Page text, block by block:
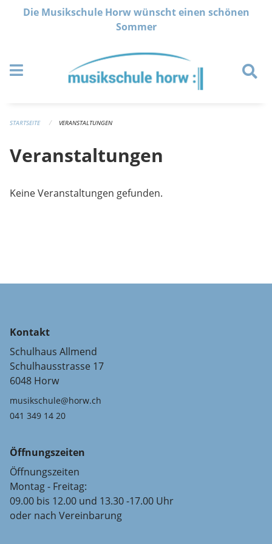
Navigation überspringen
Die Musikschule Horw wünscht einen schönen
Sommer
STARTSEITE VERANSTALTUNGEN
Veranstaltungen
Keine Veranstaltungen gefunden.
Kontakt
Schulhaus Allmend
Schulhausstrasse 17
6048 Horw
musikschule@horw.ch
041 349 14 20
Öffnungszeiten
Öffnungszeiten
Montag - Freitag:
09.00 bis 12.00 und 13.30 -17.00 Uhr
oder nach Vereinbarung